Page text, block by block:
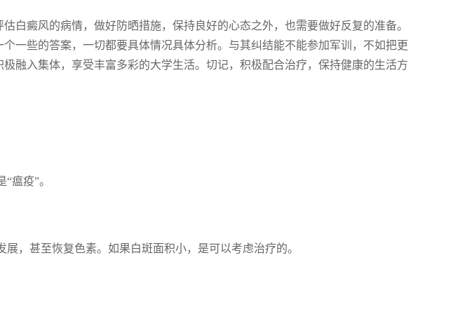
白癜风的病情，做好防晒措施，保持良好的心态之外，也需要做好反复的准备。
个一些的答案，一切都要具体情况具体分析。与其纠结能不能参加军训，不如把更
融入集体，享受丰富多彩的大学生活。切记，积极配合治疗，保持健康的生活方
瘟疫”。
展，甚至恢复色素。如果白斑面积小，是可以考虑治疗的。